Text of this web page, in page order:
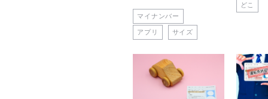
マイナンバー
アプリ サイズ
どこ